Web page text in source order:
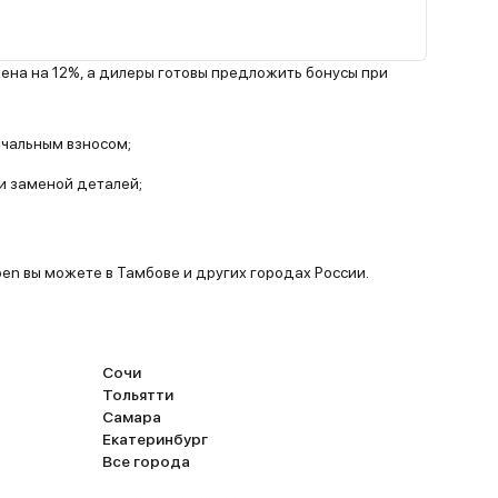
на
но
не
эту
на 12%, а дилеры готовы предложить бонусы при
взносом;
заменой деталей;
вы можете в Тамбове и других городах России.
Сочи
Тольятти
Самара
Екатеринбург
Все города